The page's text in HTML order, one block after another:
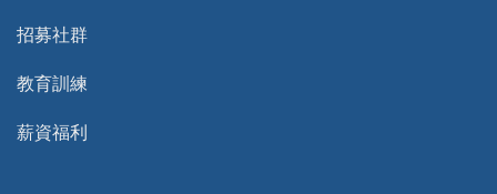
招募社群
教育訓練
薪資福利